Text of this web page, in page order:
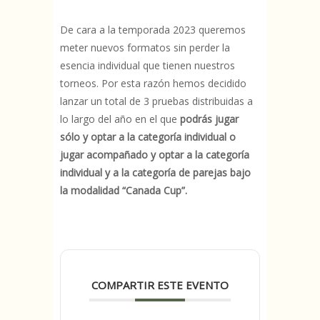
De cara a la temporada 2023 queremos
meter nuevos formatos sin perder la
esencia individual que tienen nuestros
torneos. Por esta razón hemos decidido
lanzar un total de 3 pruebas distribuidas a
lo largo del año en el que podrás jugar
sólo y optar a la categoría individual o
jugar acompañado y optar a la categoría
individual y a la categoría de parejas bajo
la modalidad “Canada Cup”.
COMPARTIR ESTE EVENTO